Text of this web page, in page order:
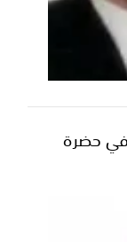
كافة في
وسفاحي (94) في حضرة